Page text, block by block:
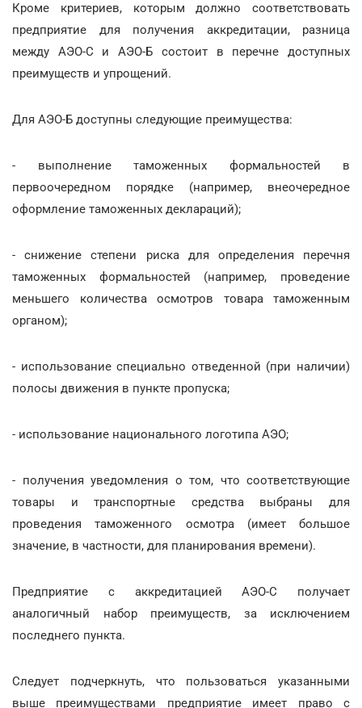
Кроме критериев, которым должно соответствовать
предприятие для получения аккредитации, разница
между АЭО-С и АЭО-Б состоит в перечне доступных
преимуществ и упрощений.
Для АЭО-Б доступны следующие преимущества:
- выполнение таможенных формальностей в
первоочередном порядке (например, внеочередное
оформление таможенных деклараций);
- снижение степени риска для определения перечня
таможенных формальностей (например, проведение
меньшего количества осмотров товара таможенным
органом);
- использование специально отведенной (при наличии)
полосы движения в пункте пропуска;
- использование национального логотипа АЭО;
- получения уведомления о том, что соответствующие
товары и транспортные средства выбраны для
проведения таможенного осмотра (имеет большое
значение, в частности, для планирования времени).
Предприятие с аккредитацией АЭО-С получает
аналогичный набор преимуществ, за исключением
последнего пункта.
Следует подчеркнуть, что пользоваться указанными
выше преимуществами предприятие имеет право с